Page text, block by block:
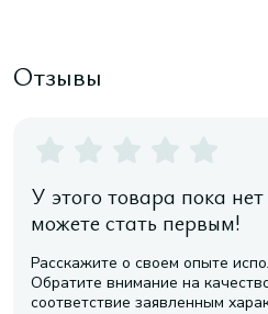
Отзывы
У этого товара пока
можете стать первым!
Расскажите о своем опыте
Обратите внимание на
соответствие заявленным